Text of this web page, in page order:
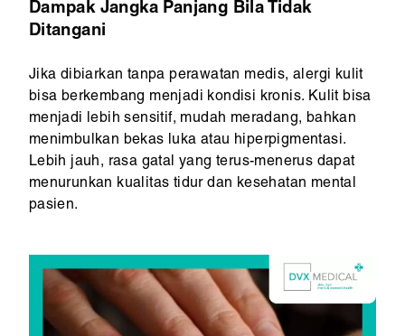
Dampak Jangka Panjang Bila Tidak
Ditangani
Jika dibiarkan tanpa perawatan medis, alergi kulit
bisa berkembang menjadi kondisi kronis. Kulit bisa
menjadi lebih sensitif, mudah meradang, bahkan
menimbulkan bekas luka atau hiperpigmentasi.
Lebih jauh, rasa gatal yang terus-menerus dapat
menurunkan kualitas tidur dan kesehatan mental
pasien.